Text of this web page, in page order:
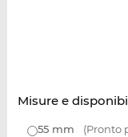
Misure e
55 mm (Pronto